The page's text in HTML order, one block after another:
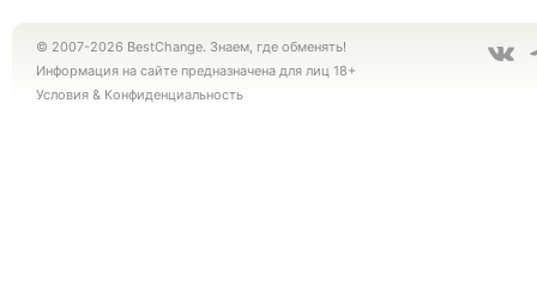
© 2007-2026 BestChange. Знаем, где обменять!
Информация на сайте предназначена для лиц 18+
Условия & Конфиденциальность